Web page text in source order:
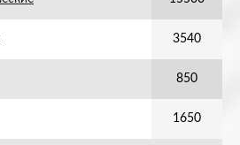
3540
850
1650